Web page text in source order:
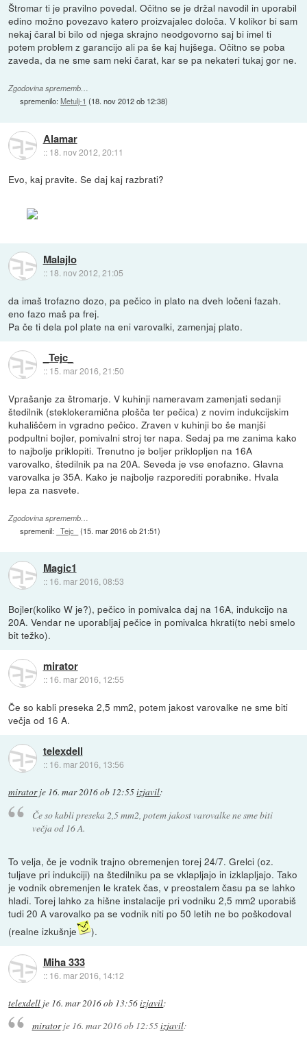
Štromar ti je pravilno povedal. Očitno se je držal navodil in uporabil
edino možno povezavo katero proizvajalec določa. V kolikor bi sam
nekaj čaral bi bilo od njega skrajno neodgovorno saj bi imel ti
potem problem z garancijo ali pa še kaj hujšega. Očitno se poba
zaveda, da ne sme sam neki čarat, kar se pa nekateri tukaj gor ne.
Zgodovina sprememb…
spremenilo:Metulj-1 (18. nov 2012 ob 12:38)
Alamar
:: 18. nov 2012, 20:11
Evo, kaj pravite. Se daj kaj razbrati?
Malajlo
:: 18. nov 2012, 21:05
da imaš trofazno dozo, pa pečico in plato na dveh ločeni fazah.
eno fazo maš pa frej.
Pa če ti dela pol plate na eni varovalki, zamenjaj plato.
_Tejc_
:: 15. mar 2016, 21:50
Vprašanje za štromarje. V kuhinji nameravam zamenjati sedanji
štedilnik (steklokeramična plošča ter pečica) z novim indukcijskim
kuhališčem in vgradno pečico. Zraven v kuhinji bo še manjši
podpultni bojler, pomivalni stroj ter napa. Sedaj pa me zanima kako
to najbolje priklopiti. Trenutno je boljer priklopljen na 16A
varovalko, štedilnik pa na 20A. Seveda je vse enofazno. Glavna
varovalka je 35A. Kako je najbolje razporediti porabnike. Hvala
lepa za nasvete.
Zgodovina sprememb…
spremenil: _Tejc_ (15. mar 2016 ob 21:51)
Magic1
:: 16. mar 2016, 08:53
Bojler(koliko W je?), pečico in pomivalca daj na 16A, indukcijo na
20A. Vendar ne uporabljaj pečice in pomivalca hkrati(to nebi smelo
bit težko).
mirator
:: 16. mar 2016, 12:55
Če so kabli preseka 2,5 mm2, potem jakost varovalke ne sme biti
večja od 16 A.
telexdell
:: 16. mar 2016, 13:56
miratorje 16. mar 2016 ob 12:55izjavil:
Če so kabli preseka 2,5 mm2, potem jakost varovalke ne sme biti
večja od 16 A.
To velja, če je vodnik trajno obremenjen torej 24/7. Grelci (oz.
tuljave pri indukciji) na štedilniku pa se vklapljajo in izklapljajo. Tako
je vodnik obremenjen le kratek čas, v preostalem času pa se lahko
hladi. Torej lahko za hišne instalacije pri vodniku 2,5 mm2 uporabiš
tudi 20 A varovalko pa se vodnik niti po 50 letih ne bo poškodoval
(realne izkušnje
).
Miha 333
:: 16. mar 2016, 14:12
telexdell je 16. mar 2016 ob 13:56izjavil:
miratorje 16. mar 2016 ob 12:55izjavil: